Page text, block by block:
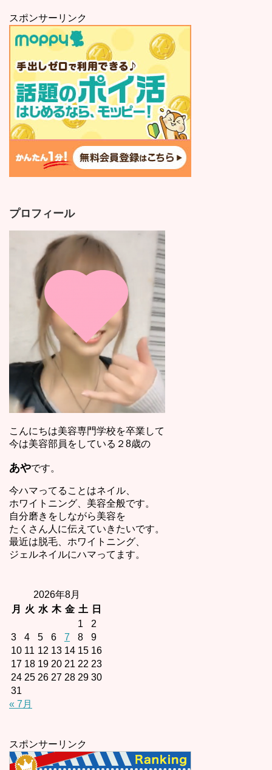
スポンサーリンク
プロフィール
こんにちは美容専門学校を卒業して
今は美容部員をしている２8歳の
あやです。
今ハマってることはネイル、
ホワイトニング、美容全般です。
自分磨きをしながら美容を
たくさん人に伝えていきたいです。
最近は脱毛、ホワイトニング、
ジェルネイルにハマってます。
2026年8月
月
火 水 木 金 土
日
1
2
3
4 5 6 7 8
9
10 11 12 13 14 15 16
17 18 19 20 21 22 23
24 25 26 27 28 29 30
31
« 7月
スポンサーリンク